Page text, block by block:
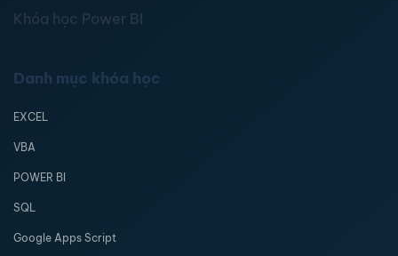
Khóa học Power BI
Danh mục khóa học
EXCEL
VBA
POWER BI
SQL
Google Apps Script